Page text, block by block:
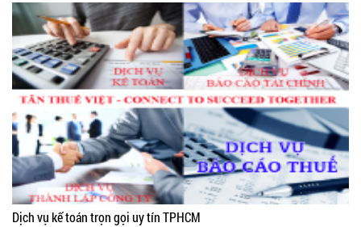
Dịch vụ kế toán trọn gọi uy tín TPHCM